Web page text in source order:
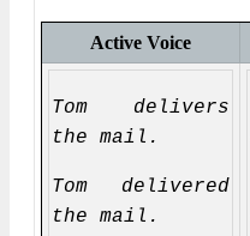
Active Voice
Tom delivers
the mail.
Tom delivered
the mail.